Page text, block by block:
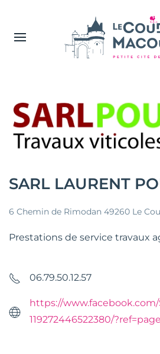
SARL LAURENT
6 Chemin de Rimodan 49260 Le
Prestations de service travaux
06.79.50.12.57
https://
119272446522380/